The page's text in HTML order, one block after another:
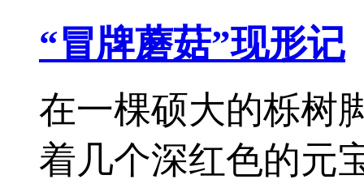
“冒牌蘑菇”现形记
在一棵硕大的栎树
着几个深红色的元